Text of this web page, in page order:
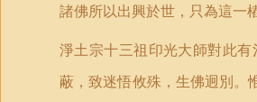
諸佛所以出興於世，只為這一
淨土宗十三祖印光大師對此
蔽，致迷悟攸殊，生佛迥別。